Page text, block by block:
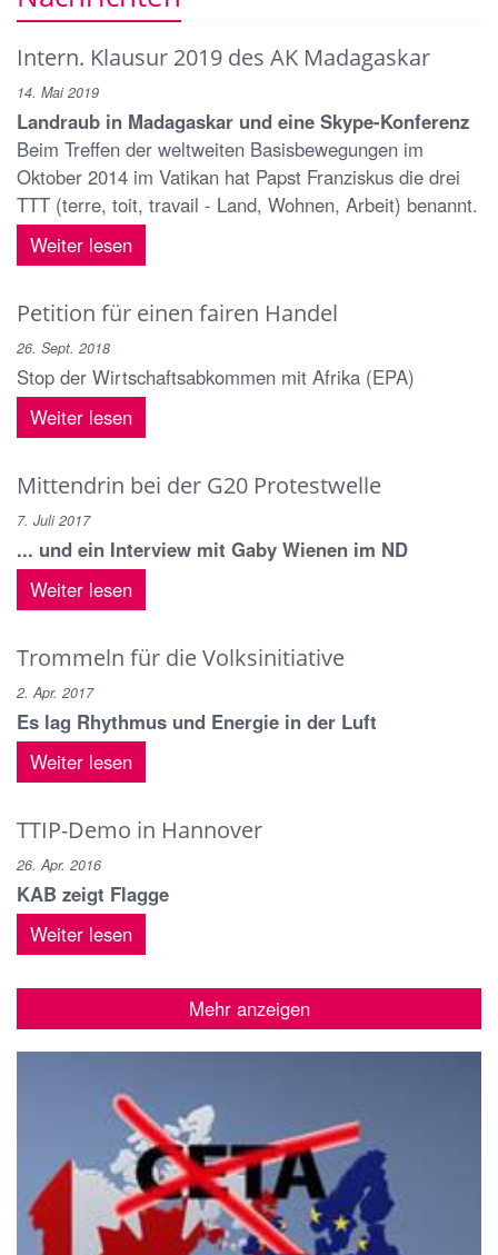
Intern. Klausur 2019 des AK Madagaskar
14. Mai 2019
Landraub in Madagaskar und eine Skype-Konferenz
Beim Treffen der weltweiten Basisbewegungen im
Oktober 2014 im Vatikan hat Papst Franziskus die drei
TTT (terre, toit, travail - Land, Wohnen, Arbeit) benannt.
Weiter lesen
Petition für einen fairen Handel
26. Sept. 2018
Stop der Wirtschaftsabkommen mit Afrika (EPA)
Weiter lesen
Mittendrin bei der G20 Protestwelle
7. Juli 2017
... und ein Interview mit Gaby Wienen im ND
Weiter lesen
Trommeln für die Volksinitiative
2. Apr. 2017
Es lag Rhythmus und Energie in der Luft
Weiter lesen
TTIP-Demo in Hannover
26. Apr. 2016
KAB zeigt Flagge
Weiter lesen
Mehr anzeigen